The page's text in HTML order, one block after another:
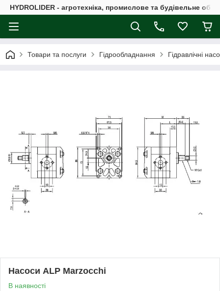
HYDROLIDER - агротехніка, промислове та будівельне
Товари та послуги Гідрообладнання Гідравлічні
Насоси ALP Marzocchi
В наявності